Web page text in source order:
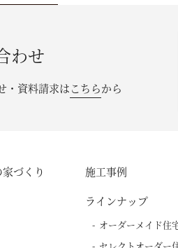
わせ
・資料請求はこちらから
家づくり
施工事例
ラインナップ
オーダーメイド住